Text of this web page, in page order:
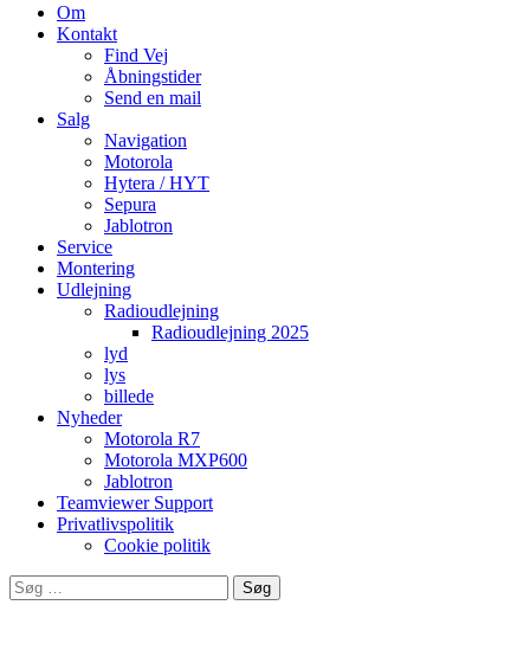
Om
Kontakt
Find Vej
Åbningstider
Send en mail
Salg
Navigation
Motorola
Hytera / HYT
Sepura
Jablotron
Service
Montering
Udlejning
Radioudlejning
Radioudlejning 2025
lyd
lys
billede
Nyheder
Motorola R7
Motorola MXP600
Jablotron
Teamviewer Support
Privatlivspolitik
Cookie politik
Søg
efter: